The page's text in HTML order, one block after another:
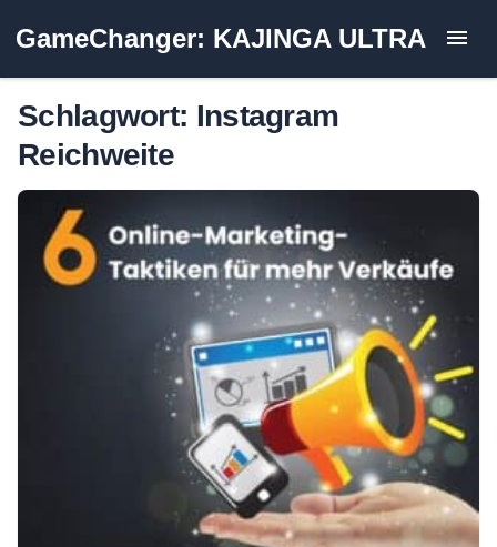
Inhalt
GameChanger: KAJINGA ULTRA
Schlagwort: Instagram
Reichweite